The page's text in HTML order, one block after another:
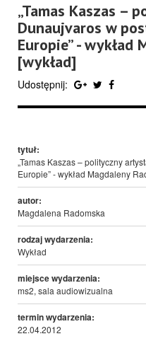
„Tamas Kaszas –
Dunaujvaros w
Europie” - wykład
[wykład]
Udostępnij:
tytuł:
„Tamas Kaszas – polityczny
Europie” - wykład Magdaleny
autor:
Magdalena Radomska
rodzaj wydarzenia:
Wykład
miejsce wydarzenia:
ms2, sala audiowizualna
termin wydarzenia:
22.04.2012